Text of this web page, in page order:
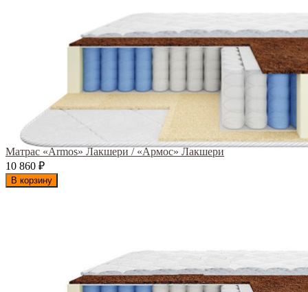
Матрас «Armos» Лакшери / «Армос» Лакшери
10 860 ₽
В корзину